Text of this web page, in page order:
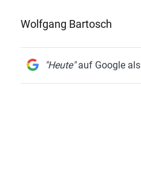
Wolfgang Bartosch
"Heute"auf Google als